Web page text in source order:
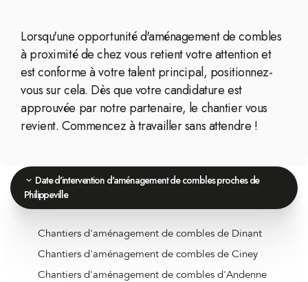
Lorsqu'une opportunité d'aménagement de combles
à proximité de chez vous retient votre attention et
est conforme à votre talent principal, positionnez-
vous sur cela. Dès que votre candidature est
approuvée par notre partenaire, le chantier vous
revient. Commencez à travailler sans attendre !
Date d'intervention d'aménagement de combles proches de
Philippeville
Chantiers d'aménagement de combles de Dinant
Chantiers d'aménagement de combles de Ciney
Chantiers d'aménagement de combles d'Andenne